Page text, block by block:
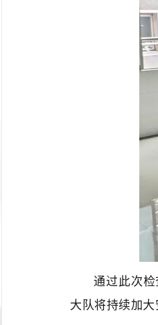
通过此次
大队将持续加